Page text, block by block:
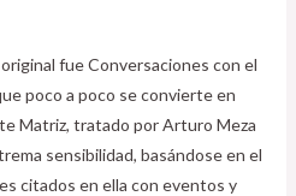
fue Conversaciones con el
poco a poco se convierte en
Matriz, tratado por Arturo Meza
sensibilidad, basándose en el
citados en ella con eventos y